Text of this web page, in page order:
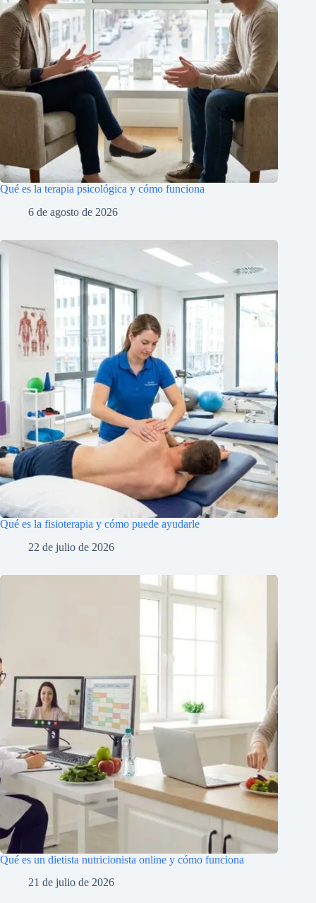
Qué es la terapia psicológica y cómo funciona
6 de agosto de 2026
Qué es la fisioterapia y cómo puede ayudarle
22 de julio de 2026
Qué es un dietista nutricionista online y cómo funciona
21 de julio de 2026